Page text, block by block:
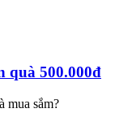
quà 500.000đ
mua sắm?